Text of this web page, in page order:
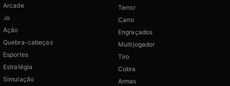
Arcade
.io
Ação
Quebra-cabeças
Esportes
Estratégia
Simulação
Terror
Carro
Engraçados
Multijogador
Tiro
Cobra
Armas